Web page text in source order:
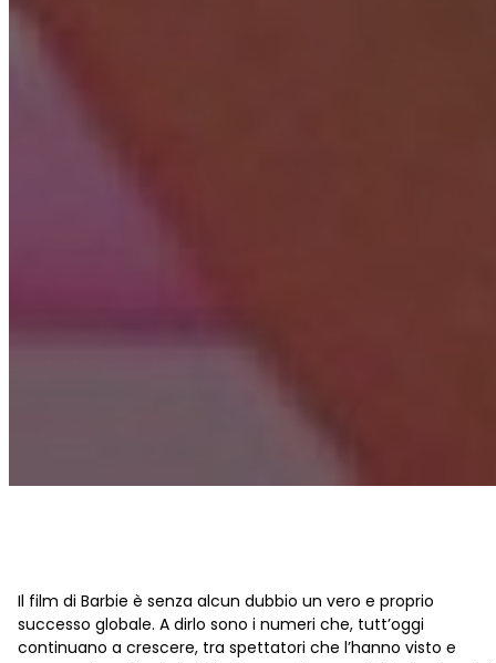
Il film di Barbie è senza alcun dubbio un vero e proprio
successo globale. A dirlo sono i numeri che, tutt’oggi
continuano a crescere, tra spettatori che l’hanno visto e